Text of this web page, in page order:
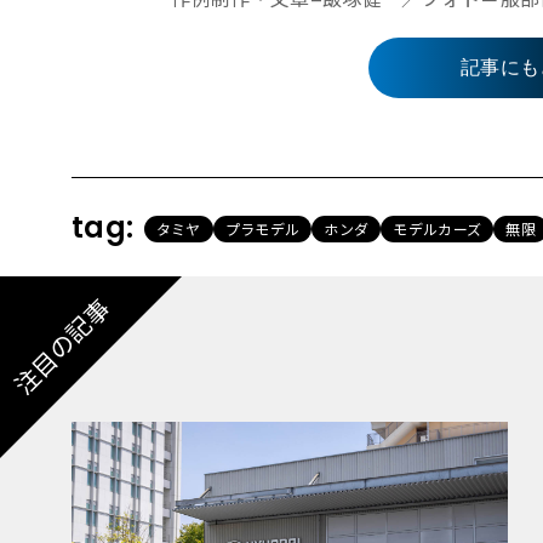
記事に
tag: タミヤ プラモデル ホンダ モデルカーズ 無限
注目の記事